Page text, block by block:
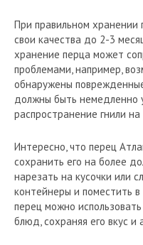
При правильном
свои качества до 2-3
хранение перца может
проблемами, например,
обнаружены
должны быть немедленно
распространение гнили
Интересно, что перец
сохранить его на более
нарезать на кусочки или
контейнеры и поместить
перец можно
блюд, сохраняя его вкус и